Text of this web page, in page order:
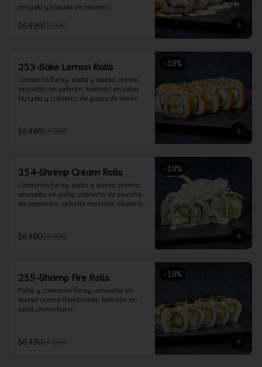
teriyaki y toques de sesamo.
$6.490$7.990
-19%
253-Sake Lemon Rolls
Camarón furay, palta y queso crema,
envuelto en salmón, bañado en salsa
teriyaki y cubierto de gajos de limón.
$6.490$7.990
-19%
254-Shrimp Cream Rolls
Camarón furay, palta y queso crema,
envuelto en palta, cubierto de ceviche
de camarón, cebolla morada, cilantro,
$6.490$7.990
-19%
255-Shrimp Fire Rolls
Palta y camarón furay, envuelto en
queso crema flambeado, bañado en
salsa chimichurri.
$6.490$7.990